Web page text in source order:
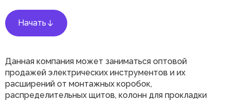
Начать
Данная компания может заниматься оптовой
продажей электрических инструментов и их
расширений от монтажных коробок,
распределительных щитов, колонн для прокладки